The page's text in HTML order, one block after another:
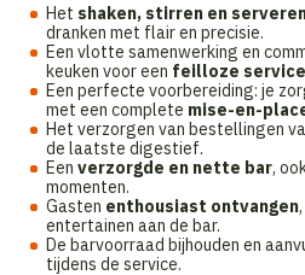
Het shaken, stirren en
dranken met flair en precisie.
Een vlotte samenwerking en
keuken voor een feilloze
Een perfecte voorbereiding: je
met een complete mise-en-
Het verzorgen van bestellingen
de laatste digestief.
Een verzorgde en nette bar,
momenten.
Gasten enthousiast ontvangen
entertainen aan de bar.
De barvoorraad bijhouden en
tijdens de service.